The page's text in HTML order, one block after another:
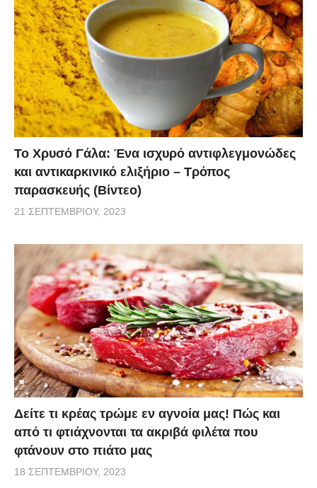
Το Χρυσό Γάλα: Ένα ισχυρό αντιφλεγμονώδες
και αντικαρκινικό ελιξήριο – Τρόπος
παρασκευής (Βίντεο)
21 ΣΕΠΤΕΜΒΡΊΟΥ, 2023
Δείτε τι κρέας τρώμε εν αγνοία μας! Πώς και
από τι φτιάχνονται τα ακριβά φιλέτα που
φτάνουν στο πιάτο μας
18 ΣΕΠΤΕΜΒΡΊΟΥ, 2023